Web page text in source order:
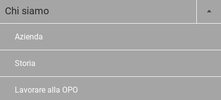
Chi siamo
Azienda
Storia
Lavorare alla OPO